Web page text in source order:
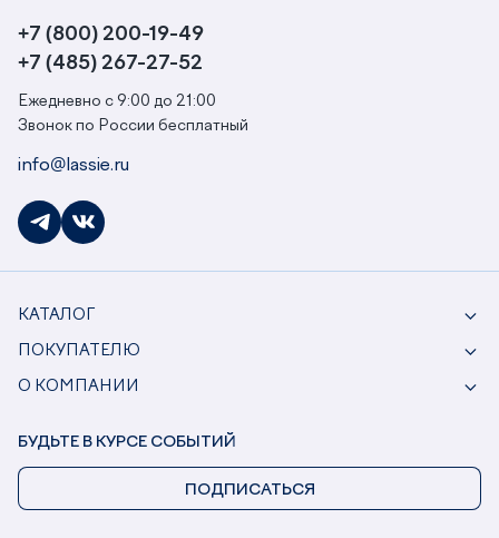
+7 (800) 200-19-49
+7 (485) 267-27-52
Ежедневно с 9:00 до 21:00
Звонок по России бесплатный
info@lassie.ru
КАТАЛОГ
ПОКУПАТЕЛЮ
О КОМПАНИИ
БУДЬТЕ В КУРСЕ СОБЫТИЙ
ПОДПИСАТЬСЯ